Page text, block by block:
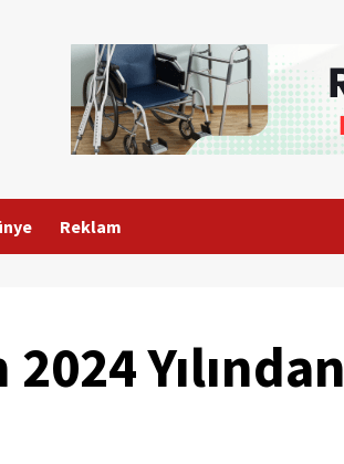
Reklam
Yılından